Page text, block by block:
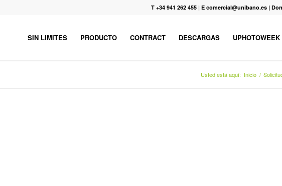
T +34 941 262 455 | E comercial@unibano.es |
SIN LIMITES PRODUCTO CONTRACT DESCARGAS UPHOTOWEEK
Usted está aquí: Inicio /